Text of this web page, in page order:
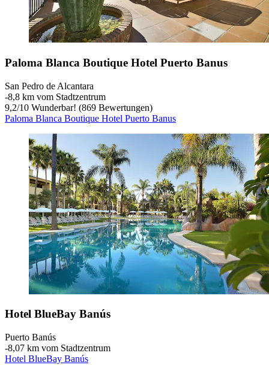
Paloma Blanca Boutique Hotel Puerto Banus
San Pedro de Alcantara
‐8,8 km vom Stadtzentrum
9,2/10 Wunderbar! (869 Bewertungen)
Paloma Blanca Boutique Hotel Puerto Banus
Hotel BlueBay Banús
Puerto Banús
‐8,07 km vom Stadtzentrum
Hotel BlueBay Banús